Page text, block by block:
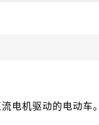
电机驱动的电动车。